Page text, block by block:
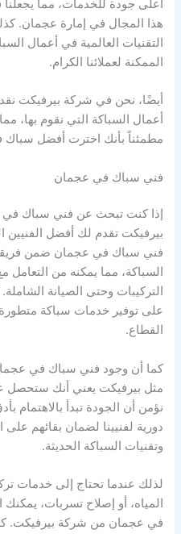
أعلى جودة للخدمات، مما
هذا المجال في إمارة عجمان.
التقنيات العالمية في أعمال
الممكنة لعملائنا الكرام.
أيضًا، نحن في شركة بيرفيكت
أعمال السباكة التي نقوم بها،
مطمئناً بأنك اخترت أفضل
فني سباك في عجمان
إذا كنت تبحث عن فني سباك
بيرفيكت تقدم لك أفضل
فني سباك في عجمان ضمن
السباكة، مما يمكنه من التعامل
التركيبات وحتى الصيانة
على توفير خدمات سباكة متطورة
القطاع.
كما أن وجود فني سباك في
مثل بيرفيكت يعني أنك ستحصل
نؤمن أن الجودة تبدأ بالاهتمام
دورية لفنيينا لضمان بقائهم
وتقنيات السباكة الحديثة.
لذلك عندما تحتاج إلى خدمات
المياه، أو إصلاح تسربات،
في عجمان من شركة بيرفيكت.